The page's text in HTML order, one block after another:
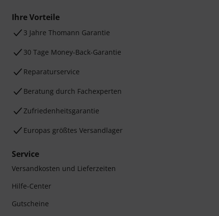
Ihre Vorteile
3 Jahre Thomann Garantie
30 Tage Money-Back-Garantie
Reparaturservice
Beratung durch Fachexperten
Zufriedenheitsgarantie
Europas größtes Versandlager
Service
Versandkosten und Lieferzeiten
Hilfe-Center
Gutscheine